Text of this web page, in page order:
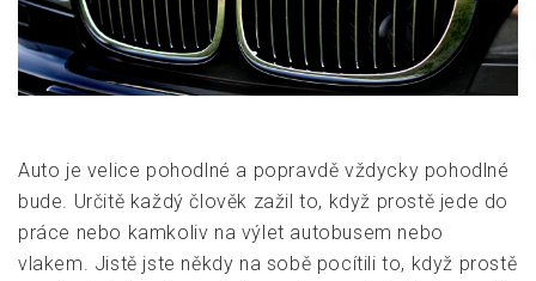
Auto je velice pohodlné a popravdě vždycky pohodlné
bude. Určitě každý člověk zažil to, když prostě jede do
práce nebo kamkoliv na výlet autobusem nebo
vlakem. Jistě jste někdy na sobě pocítili to, když prostě